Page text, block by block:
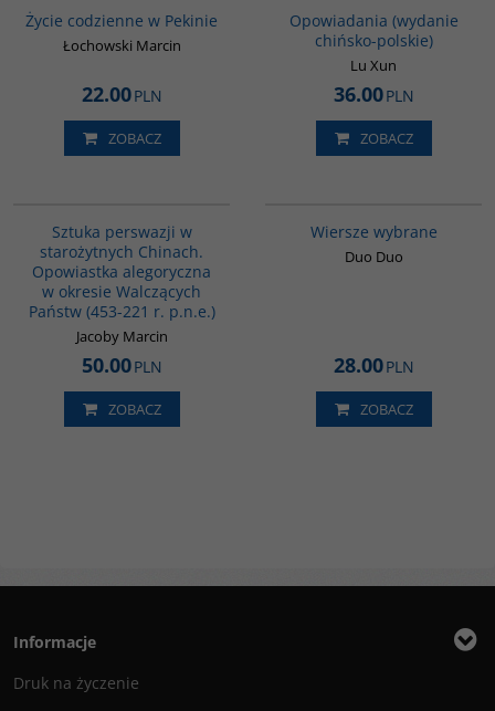
Życie codzienne w Pekinie
Łochowski Marcin
22.00PLN
ZOBACZ
Opowiadania (wydanie
chińsko-polskie)
Lu Xun
36.00PLN
ZOBACZ
Sztuka perswazji w
starożytnych Chinach.
Opowiastka alegoryczna
w okresie Walczących
Państw (453-221 r. p.n.e.)
Jacoby Marcin
50.00PLN
ZOBACZ
Wiersze wybrane
Duo Duo
28.00PLN
ZOBACZ
Informacje
Druk na życzenie